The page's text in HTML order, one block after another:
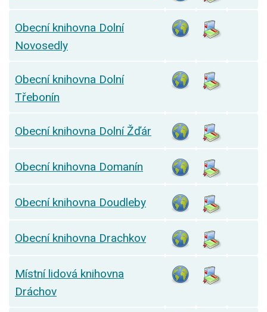
Obecní knihovna Dolní
Novosedly
Obecní knihovna Dolní
Třebonín
Obecní knihovna Dolní Žďár
Obecní knihovna Domanín
Obecní knihovna Doudleby
Obecní knihovna Drachkov
Místní lidová knihovna
Dráchov